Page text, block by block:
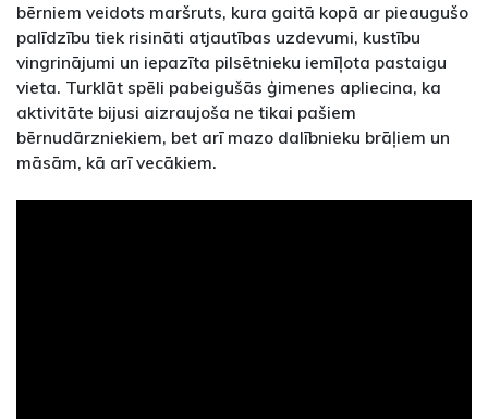
bērniem veidots maršruts, kura gaitā kopā ar pieaugušo
palīdzību tiek risināti atjautības uzdevumi, kustību
vingrinājumi un iepazīta pilsētnieku iemīļota pastaigu
vieta. Turklāt spēli pabeigušās ģimenes apliecina, ka
aktivitāte bijusi aizraujoša ne tikai pašiem
bērnudārzniekiem, bet arī mazo dalībnieku brāļiem un
māsām, kā arī vecākiem.